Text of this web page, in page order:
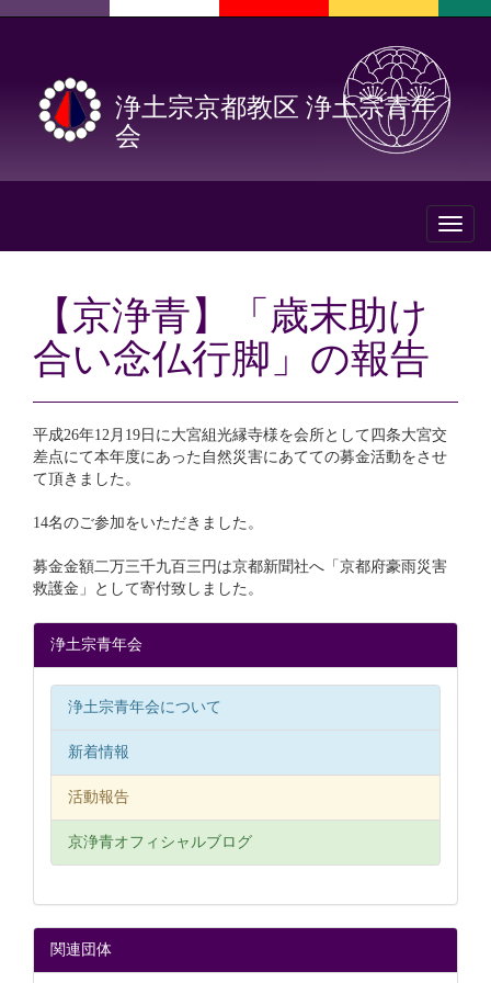
浄土宗京都教区 浄土宗青年
会
Toggle
【京浄青】「歳末助け
合い念仏行脚」の報告
平成26年12月19日に大宮組光縁寺様を会所として四条大宮交
差点にて本年度にあった自然災害にあてての募金活動をさせ
て頂きました。
14名のご参加をいただきました。
募金金額二万三千九百三円は京都新聞社へ「京都府豪雨災害
救護金」として寄付致しました。
浄土宗青年会
浄土宗青年会について
新着情報
活動報告
京浄青オフィシャルブログ
関連団体